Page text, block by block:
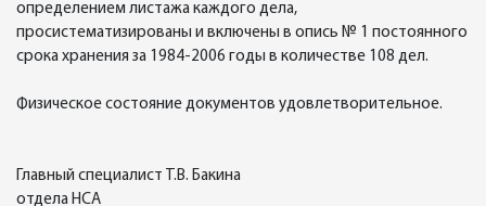
определением листажа каждого дела,
просистематизированы и включены в опись № 1 постоянного
срока хранения за 1984-2006 годы в количестве 108 дел.
Физическое состояние документов удовлетворительное.
Главный специалист Т.В. Бакина
отдела НСА